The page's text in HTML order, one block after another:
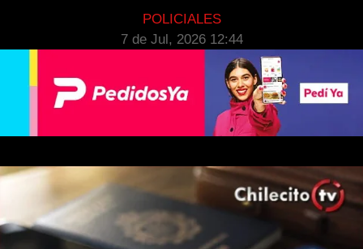
POLICIALES
7 de Jul, 2026 12:44